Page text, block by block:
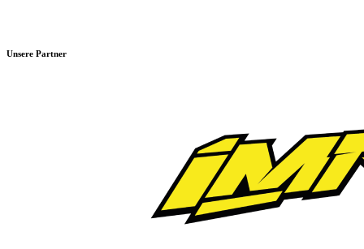
Unsere Partner